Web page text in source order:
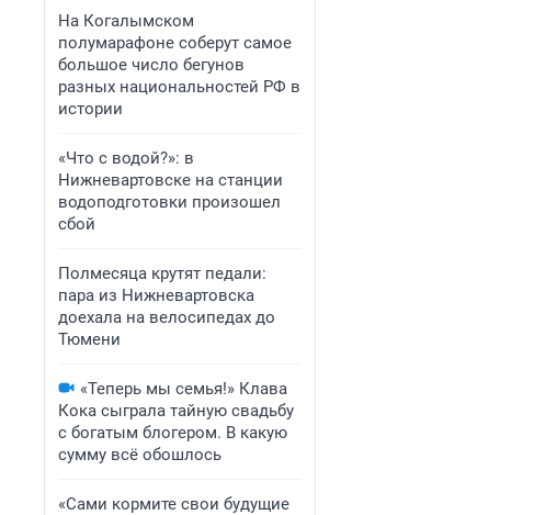
На Когалымском
полумарафоне соберут самое
большое число бегунов
разных национальностей РФ в
истории
«Что с водой?»: в
Нижневартовске на станции
водоподготовки произошел
сбой
Полмесяца крутят педали:
пара из Нижневартовска
доехала на велосипедах до
Тюмени
«Теперь мы семья!» Клава
Кока сыграла тайную свадьбу
с богатым блогером. В какую
сумму всё обошлось
«Сами кормите свои будущие